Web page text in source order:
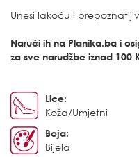
Unesi lakoću i
Naruči ih na Planika.ba i
za sve narudžbe iznad 100
Lice:
Koža/Umjetni
Boja:
Bijela